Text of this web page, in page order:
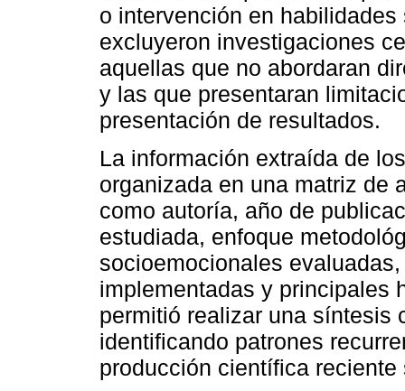
o intervención en
excluyeron investigaciones
aquellas que no abordaran
y las que presentaran
presentación de resultados.
La información extraída de
organizada en una matriz de
como autoría, año de
estudiada, enfoque
socioemocionales
implementadas y principales
permitió realizar una síntesis
identificando patrones
producción científica reciente